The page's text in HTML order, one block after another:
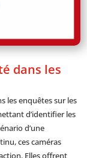
dans les
les enquêtes sur les
d’identifier les
d’une
ces caméras
Elles offrent